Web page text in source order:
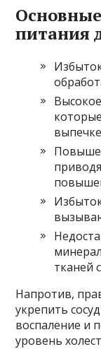
питания
тканей
Напротив,
укрепить
воспаление и
уровень